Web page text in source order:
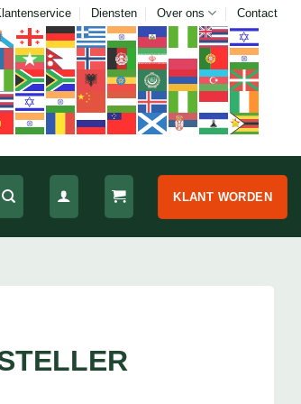
Diensten Over ons Contact
KLANT WORDEN